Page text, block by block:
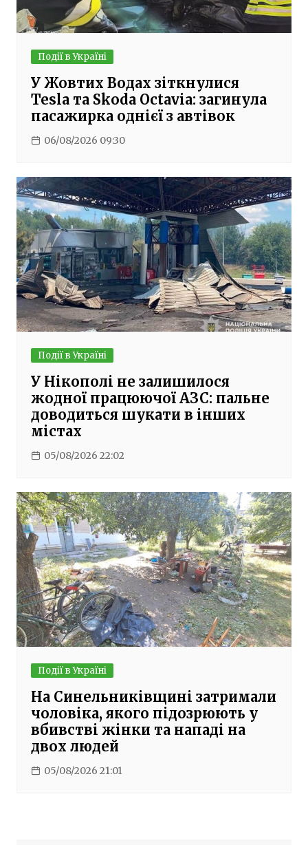
Події в Україні
У Жовтих Водах зіткнулися
Tesla та Skoda Octavia: загинула
пасажирка однієї з автівок
06/08/2026 09:30
Події в Україні
У Нікополі не залишилося
жодної працюючої АЗС: пальне
доводиться шукати в інших
містах
05/08/2026 22:02
Події в Україні
На Синельниківщині затримали
чоловіка, якого підозрюють у
вбивстві жінки та нападі на
двох людей
05/08/2026 21:01